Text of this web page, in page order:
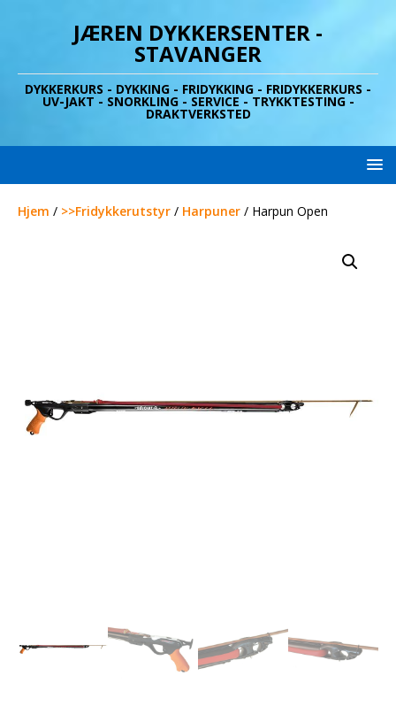
JÆREN DYKKERSENTER -
STAVANGER
DYKKERKURS - DYKKING - FRIDYKKING - FRIDYKKERKURS -
UV-JAKT - SNORKLING - SERVICE - TRYKKTESTING -
DRAKTVERKSTED
Hjem / >>Fridykkerutstyr / Harpuner / Harpun Open